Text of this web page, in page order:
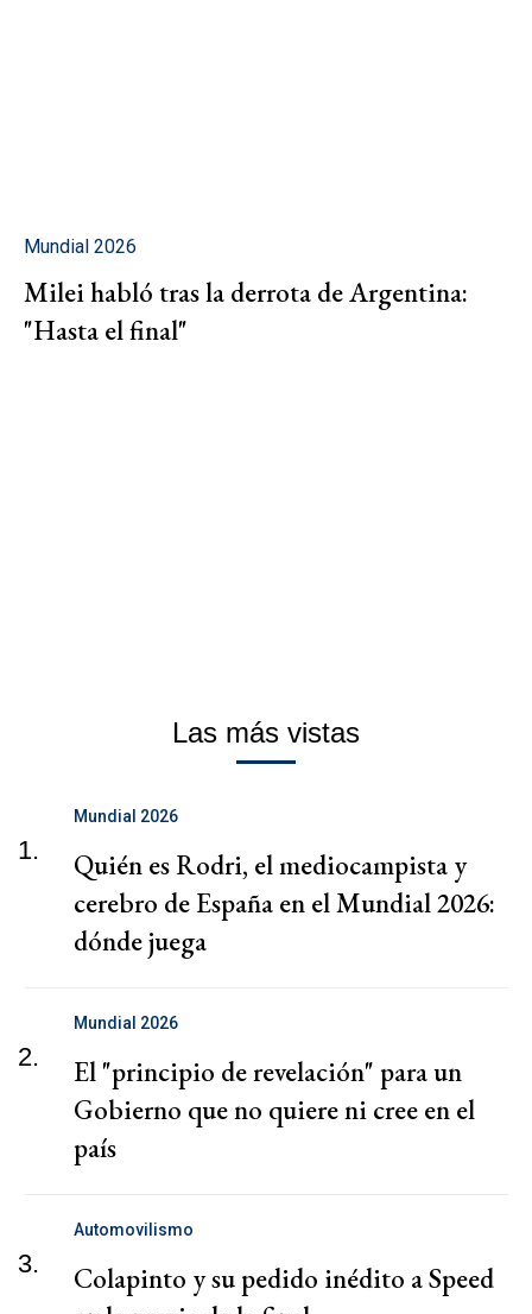
Mundial 2026
Milei habló tras la derrota de Argentina:
"Hasta el final"
Las más vistas
1.
Mundial 2026
Quién es Rodri, el mediocampista y
cerebro de España en el Mundial 2026:
dónde juega
2.
Mundial 2026
El "principio de revelación" para un
Gobierno que no quiere ni cree en el
país
3.
Automovilismo
Colapinto y su pedido inédito a Speed